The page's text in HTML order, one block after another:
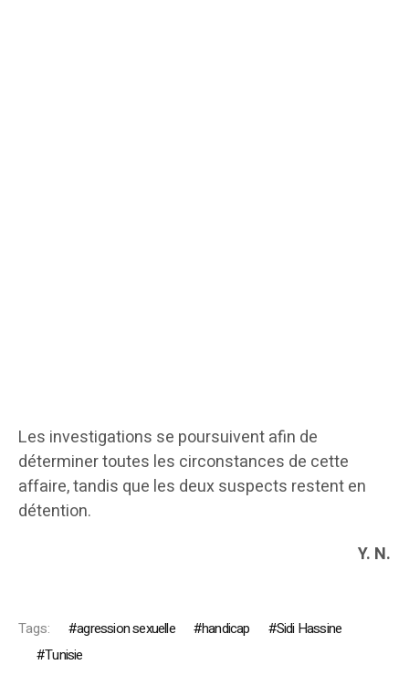
Les investigations se poursuivent afin de
déterminer toutes les circonstances de cette
affaire, tandis que les deux suspects restent en
détention.
Y. N.
Tags: agression sexuelle handicap
Sidi Hassine
Tunisie